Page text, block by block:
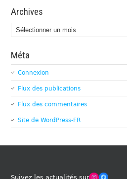
Archives
Archives
Méta
Connexion
Flux des publications
Flux des commentaires
Site de WordPress-FR
Suivez les actualités surWinches Club OfficielFacebook